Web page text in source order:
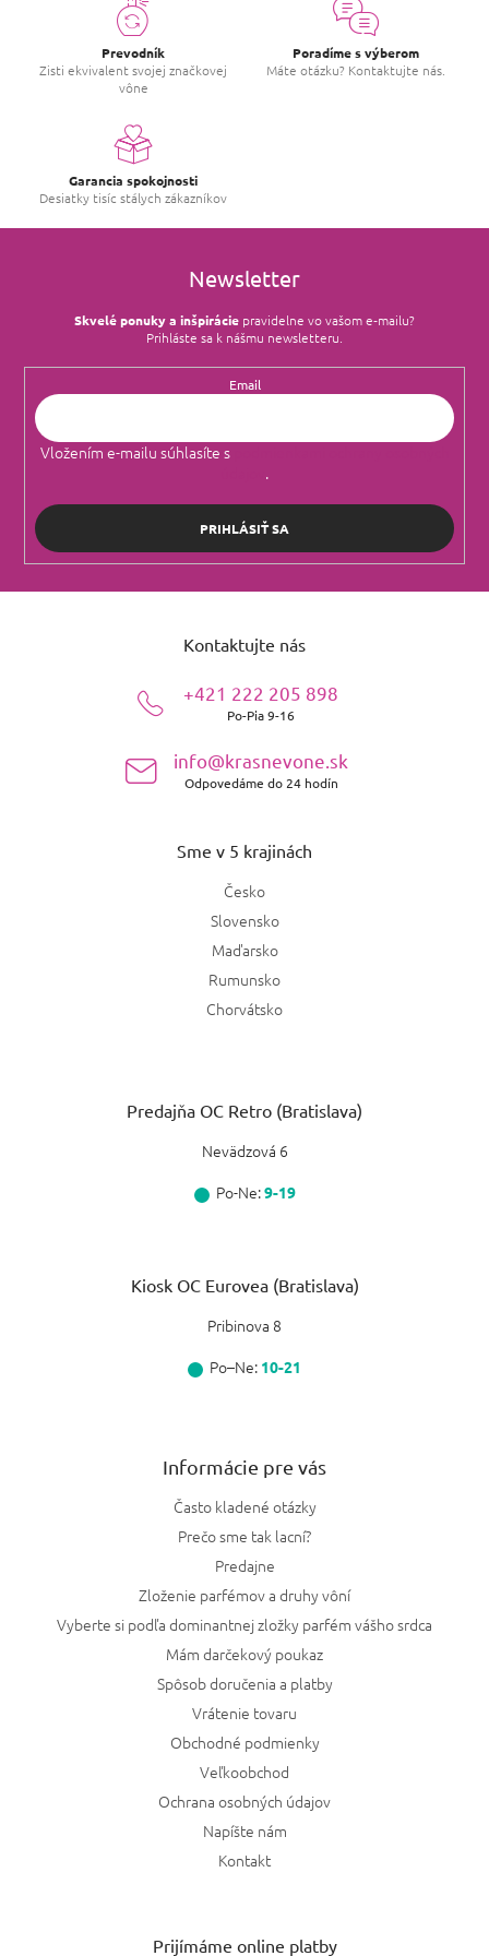
Prevodník
Zisti ekvivalent svojej značkovej
vône
Poradíme s výberom
Máte otázku? Kontaktujte nás.
Garancia spokojnosti
Desiatky tisíc stálych zákazníkov
Newsletter
Skvelé ponuky a inšpirácie pravidelne vo vašom e‑mailu?
Prihláste sa k nášmu newsletteru.
Email
Vložením e-mailu súhlasíte s
.
PRIHLÁSIŤ SA
Kontaktujte nás
+421 222 205 898
Po-Pia 9-16
info@krasnevone.sk
Odpovedáme do 24 hodín
Sme v 5 krajinách
Česko
Slovensko
Maďarsko
Rumunsko
Chorvátsko
Predajňa OC Retro (Bratislava)
Nevädzová 6
Po-Ne:9-19
Kiosk OC Eurovea (Bratislava)
Pribinova 8
Po–Ne: 10-21
Informácie pre vás
Často kladené otázky
Prečo sme tak lacní?
Predajne
Zloženie parfémov a druhy vôní
Vyberte si podľa dominantnej zložky parfém vášho srdca
Mám darčekový poukaz
Spôsob doručenia a platby
Vrátenie tovaru
Obchodné podmienky
Veľkoobchod
Ochrana osobných údajov
Napíšte nám
Kontakt
Prijímáme online platby